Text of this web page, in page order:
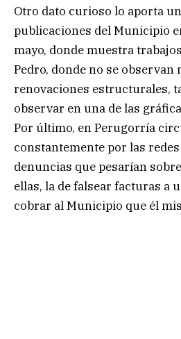
Otro dato curioso lo aporta
publicaciones del Municipio
mayo, donde muestra
Pedro, donde no se observan
renovaciones estructurales,
observar en una de las
Por último, en Perugorría
constantemente por las
denuncias que pesarían
ellas, la de falsear facturas a
cobrar al Municipio que él